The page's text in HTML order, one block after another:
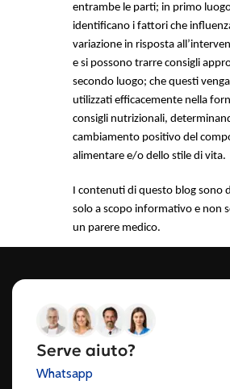
entrambe le parti; in primo
identificano i fattori che
variazione in risposta
e si possono trarre consigli
secondo luogo; che questi
utilizzati efficacemente nella
consigli nutrizionali,
cambiamento positivo del
alimentare e/o dello stile di vita.
I contenuti di questo blog sono
solo a scopo informativo e non
un parere medico.
Serve aiuto?
Whatsapp